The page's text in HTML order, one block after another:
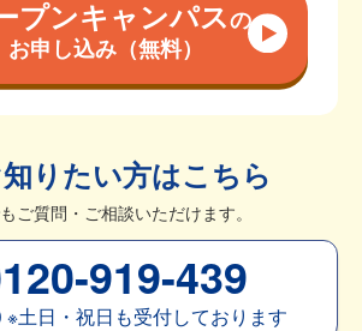
プンキャンパスの
お申し込み（無料）
りたい方はこちら
ご質問・ご相談いただけます。
919-439
※土日・祝日も受付しております